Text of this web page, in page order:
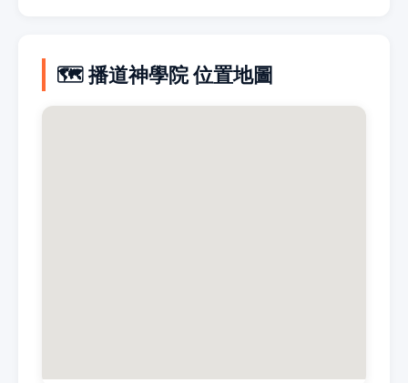
🗺️ 播道神學院 位置地圖